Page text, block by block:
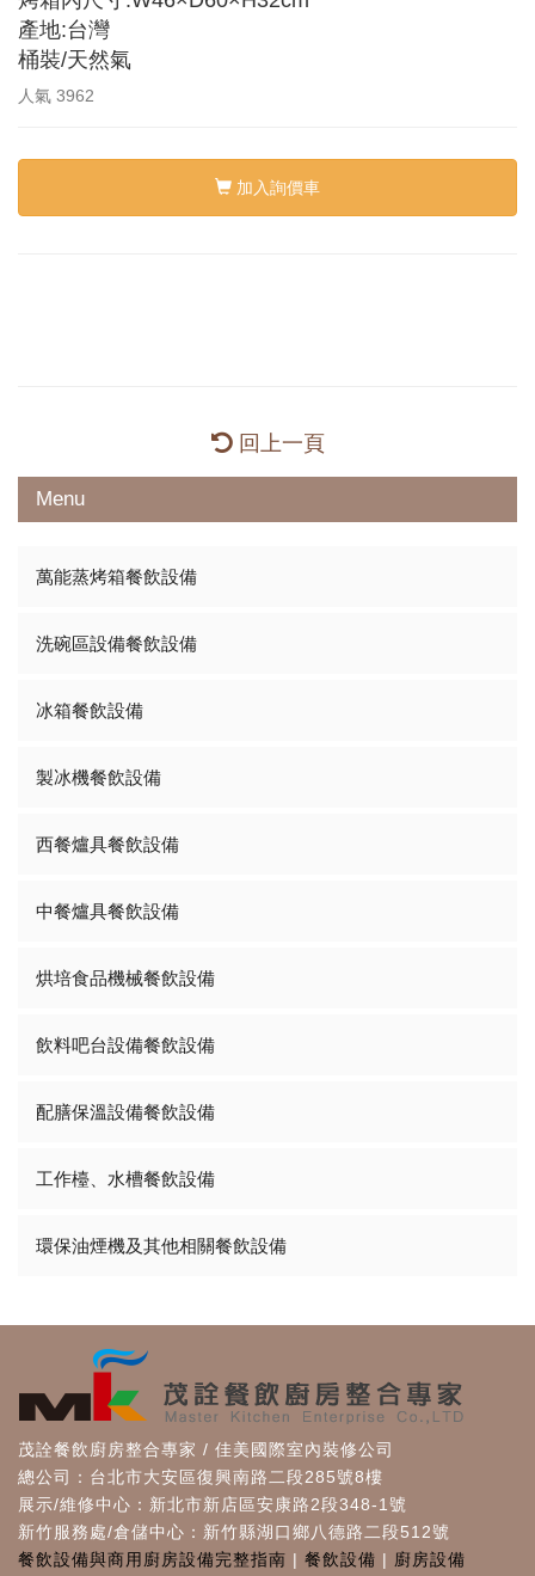
產地:台灣
桶裝/天然氣
人氣 3962
加入詢價車
回上一頁
Menu
萬能蒸烤箱餐飲設備
洗碗區設備餐飲設備
冰箱餐飲設備
製冰機餐飲設備
西餐爐具餐飲設備
中餐爐具餐飲設備
烘培食品機械餐飲設備
飲料吧台設備餐飲設備
配膳保溫設備餐飲設備
工作檯、水槽餐飲設備
環保油煙機及其他相關餐飲設備
茂詮餐飲廚房整合專家 / 佳美國際室內裝修公司
總公司：台北市大安區復興南路二段285號8樓
展示/維修中心：新北市新店區安康路2段348-1號
新竹服務處/倉儲中心：新竹縣湖口鄉八德路二段512號
餐飲設備與商用廚房設備完整指南 | 餐飲設備 | 廚房設備